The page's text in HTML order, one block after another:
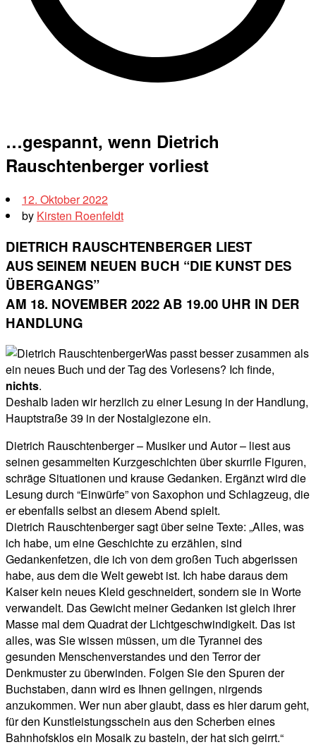
…gespannt, wenn Dietrich
Rauschtenberger vorliest
12. Oktober 2022
by Kirsten Roenfeldt
DIETRICH RAUSCHTENBERGER LIEST
AUS SEINEM NEUEN BUCH “DIE KUNST DES
ÜBERGANGS”
AM 18. NOVEMBER 2022 AB 19.00 UHR IN DER
HANDLUNG
Was passt besser zusammen als
ein neues Buch und der Tag des Vorlesens? Ich finde,
nichts.
Deshalb laden wir herzlich zu einer Lesung in der Handlung,
Hauptstraße 39 in der Nostalgiezone ein.
Dietrich Rauschtenberger – Musiker und Autor – liest aus
seinen gesammelten Kurzgeschichten über skurrile Figuren,
schräge Situationen und krause Gedanken. Ergänzt wird die
Lesung durch “Einwürfe” von Saxophon und Schlagzeug, die
er ebenfalls selbst an diesem Abend spielt.
Dietrich Rauschtenberger sagt über seine Texte: „Alles, was
ich habe, um eine Geschichte zu erzählen, sind
Gedankenfetzen, die ich von dem großen Tuch abgerissen
habe, aus dem die Welt gewebt ist. Ich habe daraus dem
Kaiser kein neues Kleid geschneidert, sondern sie in Worte
verwandelt. Das Gewicht meiner Gedanken ist gleich ihrer
Masse mal dem Quadrat der Lichtgeschwindigkeit. Das ist
alles, was Sie wissen müssen, um die Tyrannei des
gesunden Menschenverstandes und den Terror der
Denkmuster zu überwinden. Folgen Sie den Spuren der
Buchstaben, dann wird es Ihnen gelingen, nirgends
anzukommen. Wer nun aber glaubt, dass es hier darum geht,
für den Kunstleistungsschein aus den Scherben eines
Bahnhofsklos ein Mosaik zu basteln, der hat sich geirrt.“